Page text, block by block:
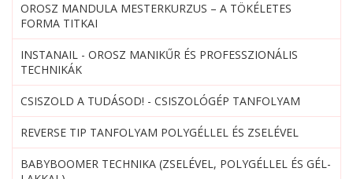
OROSZ MANDULA MESTERKURZUS – A TÖKÉLETES
FORMA TITKAI
INSTANAIL - OROSZ MANIKŰR ÉS PROFESSZIONÁLIS
TECHNIKÁK
CSISZOLD A TUDÁSOD! - CSISZOLÓGÉP TANFOLYAM
REVERSE TIP TANFOLYAM POLYGÉLLEL ÉS ZSELÉVEL
BABYBOOMER TECHNIKA (ZSELÉVEL, POLYGÉLLEL ÉS GÉL-